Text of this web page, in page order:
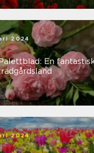
2024
En
2024